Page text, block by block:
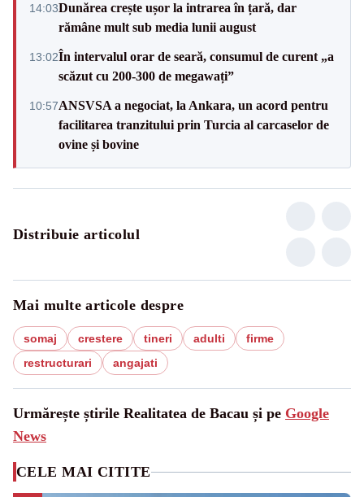
14:03Dunărea crește ușor la intrarea în țară, dar
rămâne mult sub media lunii august
13:02În intervalul orar de seară, consumul de curent „a
scăzut cu 200-300 de megawați”
10:57ANSVSA a negociat, la Ankara, un acord pentru
facilitarea tranzitului prin Turcia al carcaselor de
ovine și bovine
Distribuie articolul
Mai multe articole despre
somaj crestere tineri adulti
firme
restructurari
angajati
Urmărește știrile Realitatea de Bacau și pe Google
News
CELE MAI CITITE